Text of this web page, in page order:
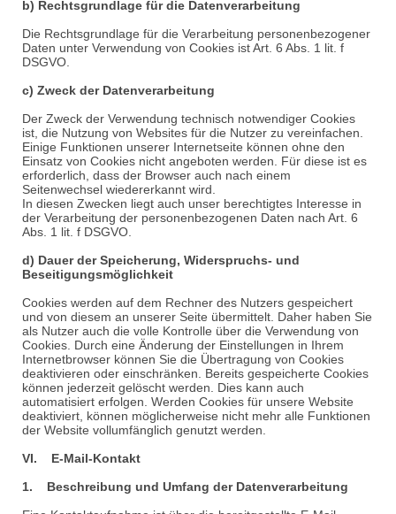
b) Rechtsgrundlage für die Datenverarbeitung
Die Rechtsgrundlage für die Verarbeitung personenbezogener
Daten unter Verwendung von Cookies ist Art. 6 Abs. 1 lit. f
DSGVO.
c) Zweck der Datenverarbeitung
Der Zweck der Verwendung technisch notwendiger Cookies
ist, die Nutzung von Websites für die Nutzer zu vereinfachen.
Einige Funktionen unserer Internetseite können ohne den
Einsatz von Cookies nicht angeboten werden. Für diese ist es
erforderlich, dass der Browser auch nach einem
Seitenwechsel wiedererkannt wird.
In diesen Zwecken liegt auch unser berechtigtes Interesse in
der Verarbeitung der personenbezogenen Daten nach Art. 6
Abs. 1 lit. f DSGVO.
d) Dauer der Speicherung, Widerspruchs- und
Beseitigungsmöglichkeit
Cookies werden auf dem Rechner des Nutzers gespeichert
und von diesem an unserer Seite übermittelt. Daher haben Sie
als Nutzer auch die volle Kontrolle über die Verwendung von
Cookies. Durch eine Änderung der Einstellungen in Ihrem
Internetbrowser können Sie die Übertragung von Cookies
deaktivieren oder einschränken. Bereits gespeicherte Cookies
können jederzeit gelöscht werden. Dies kann auch
automatisiert erfolgen. Werden Cookies für unsere Website
deaktiviert, können möglicherweise nicht mehr alle Funktionen
der Website vollumfänglich genutzt werden.
VI. E-Mail-Kontakt
1. Beschreibung und Umfang der Datenverarbeitung